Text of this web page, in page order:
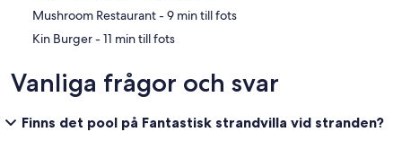
‪Mushroom Restaurant - ‬9 min till fots
‪Kin Burger - ‬11 min till fots
Vanliga frågor och svar
Finns det pool på Fantastisk strandvilla vid stranden?